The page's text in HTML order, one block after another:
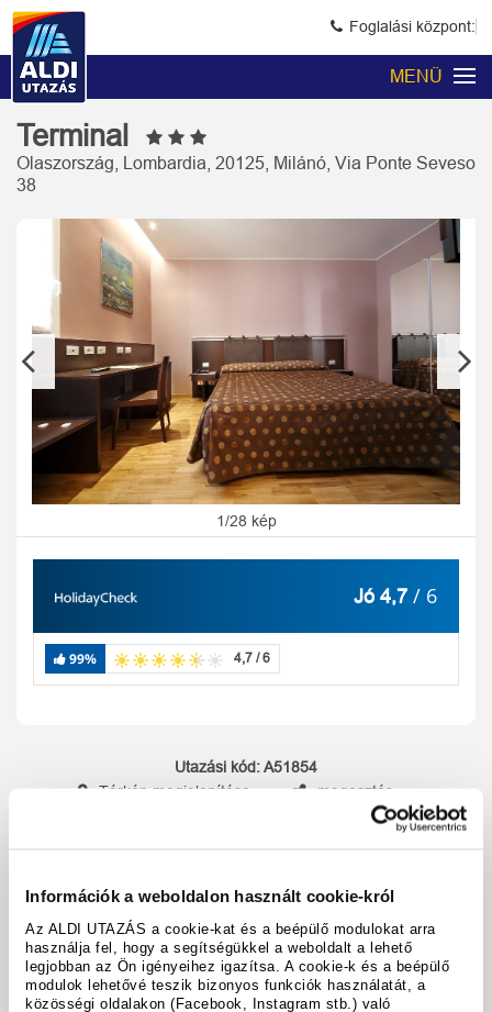
Információk a weboldalon használt cookie-król
Az ALDI UTAZÁS a cookie-kat és a beépülő modulokat arra
használja fel, hogy a segítségükkel a weboldalt a lehető
legjobban az Ön igényeihez igazítsa. A cookie-k és a beépülő
modulok lehetővé teszik bizonyos funkciók használatát, a
közösségi oldalakon (Facebook, Instagram stb.) való
Foglalási központ:
MENÜ
Terminal
Olaszország, Lombardia, 20125, Milánó, Via Ponte Seveso
38
1/28 kép
Next
Jó 4,7 / 6
99% 4,7 / 6
Utazási kód:A51854
Térkép megjelenítése
megosztás
A hotel részletei